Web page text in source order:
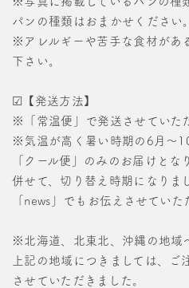
パンの種類はおまかせください。
※アレルギーや苦手な食材があ
下さい。
☑【発送方法】
※「常温便」で発送させていた
※気温が高く暑い時期の6月～
「クール便」のみのお届けとな
併せて、切り替え時期になりま
「news」でもお伝えさせていた
※北海道、北東北、沖縄の地域
上記の地域につきましては、ご
させていただきました。